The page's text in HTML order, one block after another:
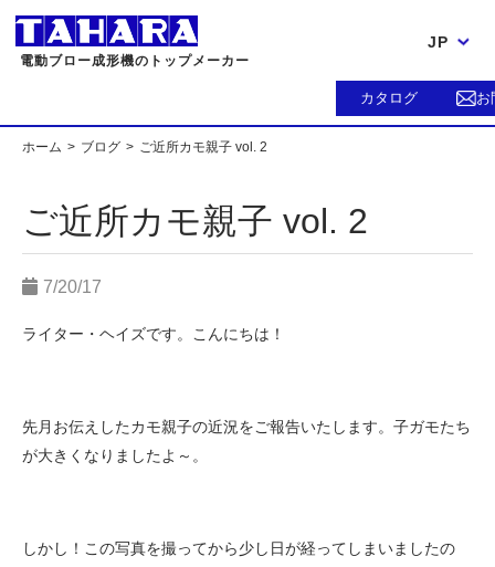
電動ブロー成形機のトップメーカー
JP
カタログ お
ホーム ブログ ご近所カモ親子 vol. 2
ご近所カモ親子 vol. 2
7/20/17
ライター・ヘイズです。こんにちは！
先月お伝えしたカモ親子の近況をご報告いたします。子ガモたち
が大きくなりましたよ～。
しかし！この写真を撮ってから少し日が経ってしまいましたの